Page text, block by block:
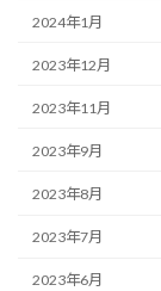
2024年1月
2023年12月
2023年11月
2023年9月
2023年8月
2023年7月
2023年6月